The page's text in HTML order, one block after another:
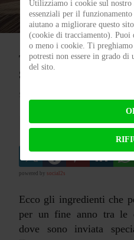
TUNISIA RUN-X-FUN
Sabbia
SCRITTO DA
Tunisia in Moto Runforfun
powered by social2s
Ecco gli ingredienti che
per un fine anno tra le
dove sono inviata
Utilizziamo i cookie sul nostro
essenziali per il
aiutano a migliorare questo
(cookie di tracciamento). Puoi
o meno i cookie. Ti
potresti non essere in grado
del sito.